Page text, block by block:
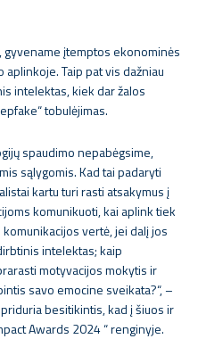
gyvename įtemptos ekonominės
Taip pat vis dažniau
intelektas, kiek dar žalos
tobulėjimas.
spaudimo nepabėgsime,
sąlygomis. Kad tai padaryti
kartu turi rasti atsakymus į
komunikuoti, kai aplink tiek
vertė, jei dalį jos
intelektas; kaip
motyvacijos mokytis ir
savo emocine sveikata?“, –
besitikintis, kad į šiuos ir
Awards 2024 “ renginyje.